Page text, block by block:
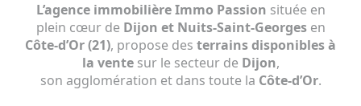
L’agence immobilière Immo Passion située en
plein cœur de Dijon et Nuits-Saint-Georgesen
Côte-d’Or (21), propose des terrains disponibles à
la ventesur le secteur de Dijon,
son agglomération et dans toute la Côte-d’Or.